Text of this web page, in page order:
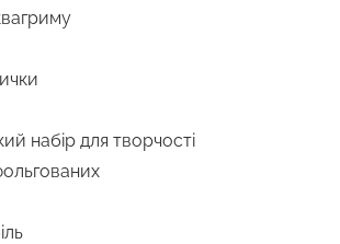
набір для творчості